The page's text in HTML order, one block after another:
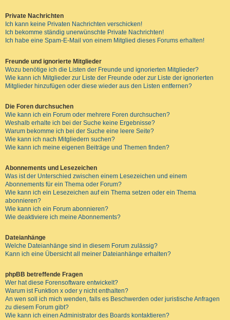
Private Nachrichten
Ich kann keine Privaten Nachrichten verschicken!
Ich bekomme ständig unerwünschte Private Nachrichten!
Ich habe eine Spam-E-Mail von einem Mitglied dieses Forums erhalten!
Freunde und ignorierte Mitglieder
Wozu benötige ich die Listen der Freunde und ignorierten Mitglieder?
Wie kann ich Mitglieder zur Liste der Freunde oder zur Liste der ignorierten
Mitglieder hinzufügen oder diese wieder aus den Listen entfernen?
Die Foren durchsuchen
Wie kann ich ein Forum oder mehrere Foren durchsuchen?
Weshalb erhalte ich bei der Suche keine Ergebnisse?
Warum bekomme ich bei der Suche eine leere Seite?
Wie kann ich nach Mitgliedern suchen?
Wie kann ich meine eigenen Beiträge und Themen finden?
Abonnements und Lesezeichen
Was ist der Unterschied zwischen einem Lesezeichen und einem
Abonnements für ein Thema oder Forum?
Wie kann ich ein Lesezeichen auf ein Thema setzen oder ein Thema
abonnieren?
Wie kann ich ein Forum abonnieren?
Wie deaktiviere ich meine Abonnements?
Dateianhänge
Welche Dateianhänge sind in diesem Forum zulässig?
Kann ich eine Übersicht all meiner Dateianhänge erhalten?
phpBB betreffende Fragen
Wer hat diese Forensoftware entwickelt?
Warum ist Funktion x oder y nicht enthalten?
An wen soll ich mich wenden, falls es Beschwerden oder juristische Anfragen
zu diesem Forum gibt?
Wie kann ich einen Administrator des Boards kontaktieren?